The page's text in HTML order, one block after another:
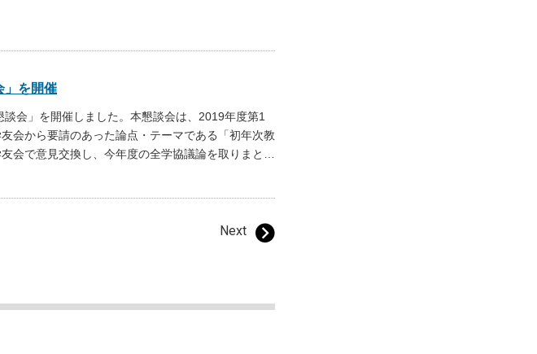
」を開催
会」を開催しました。本懇談会は、2019年度第1
会から要請のあった論点・テーマである「初年次教
会で意見交換し、今年度の全学協議論を取りまと
Next